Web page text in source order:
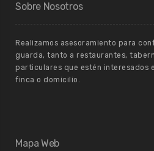
Sobre Nosotros
Realizamos asesoramiento para
guarda, tanto a restaurantes,
particulares que estén interesados
finca o domicilio.
Mapa Web